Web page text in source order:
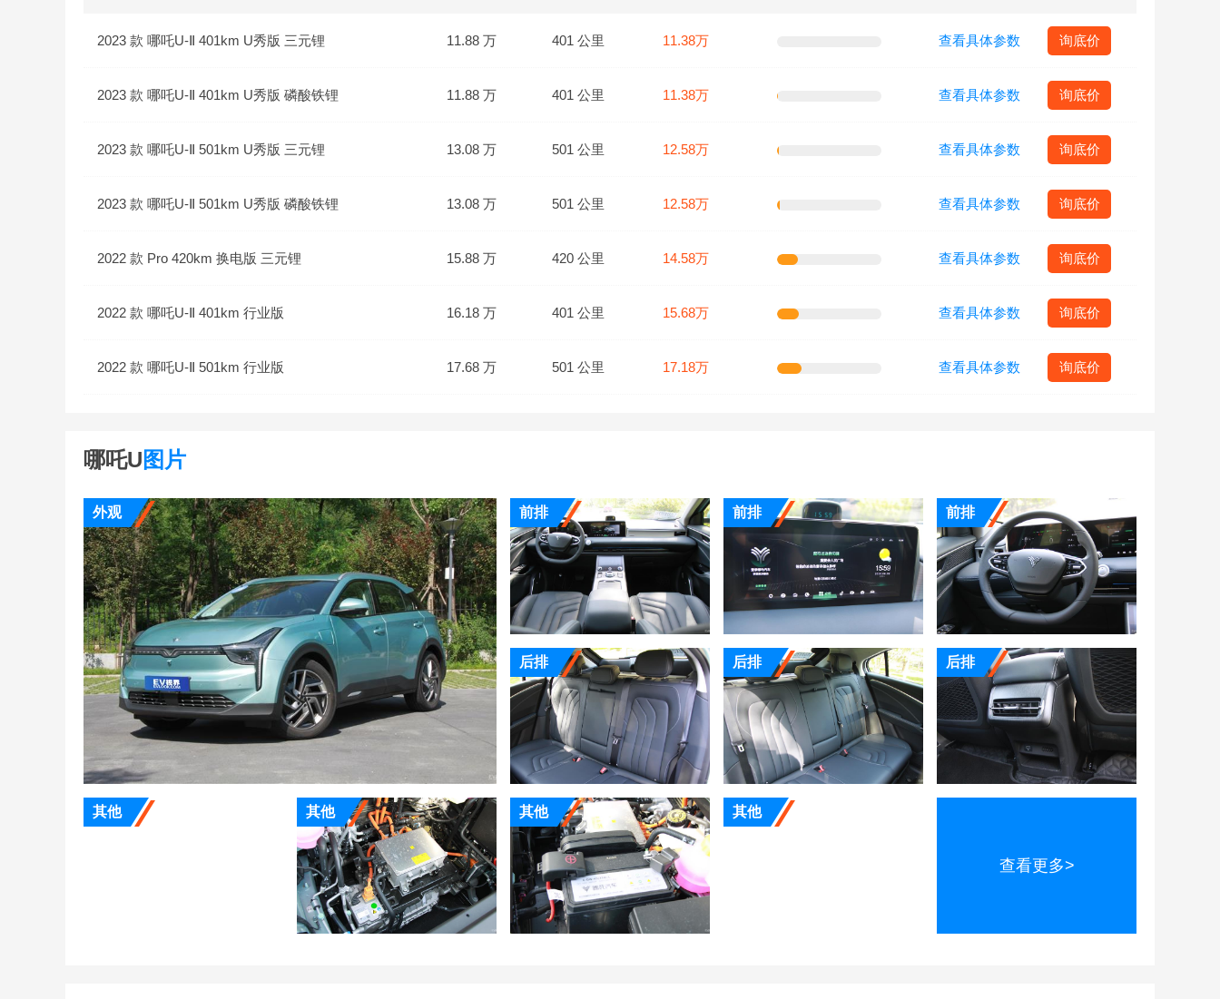
2023 款 哪吒U-Ⅱ 401km U秀版 三元锂 11.88 万 401 公里 11.38万 查看具体参数 询底价
2023 款 哪吒U-Ⅱ 401km U秀版 磷酸铁锂 11.88 万 401 公里 11.38万 查看具体参数 询底价
2023 款 哪吒U-Ⅱ 501km U秀版 三元锂 13.08 万 501 公里 12.58万 查看具体参数 询底价
2023 款 哪吒U-Ⅱ 501km U秀版 磷酸铁锂 13.08 万 501 公里 12.58万 查看具体参数 询底价
2022 款 Pro 420km 换电版 三元锂 15.88 万 420 公里 14.58万 查看具体参数 询底价
2022 款 哪吒U-Ⅱ 401km 行业版 16.18 万 401 公里 15.68万 查看具体参数 询底价
2022 款 哪吒U-Ⅱ 501km 行业版 17.68 万 501 公里 17.18万 查看具体参数 询底价
哪吒U图片
外观 前排 前排 前排
后排 后排 后排
其他 其他 其他 其他
查看更多>